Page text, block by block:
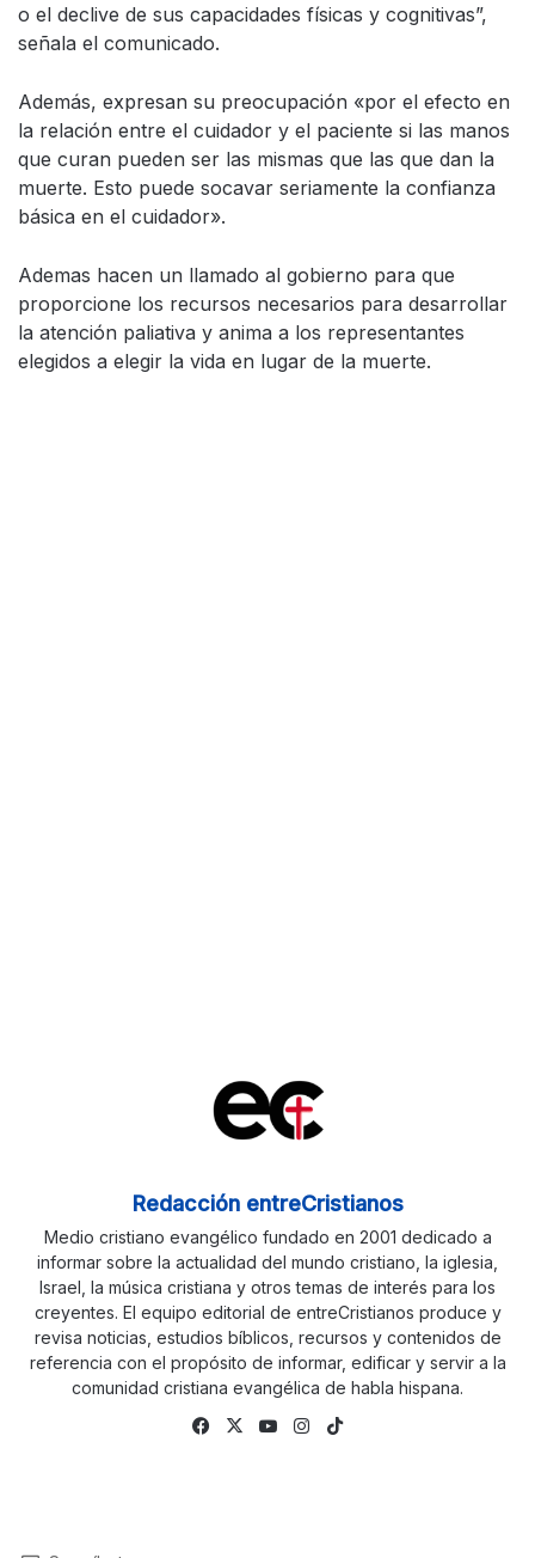
o el declive de sus capacidades físicas y cognitivas”,
señala el comunicado.
Además, expresan su preocupación «por el efecto en
la relación entre el cuidador y el paciente si las manos
que curan pueden ser las mismas que las que dan la
muerte. Esto puede socavar seriamente la confianza
básica en el cuidador».
Ademas hacen un llamado al gobierno para que
proporcione los recursos necesarios para desarrollar
la atención paliativa y anima a los representantes
elegidos a elegir la vida en lugar de la muerte.
Redacción entreCristianos
Medio cristiano evangélico fundado en 2001 dedicado a
informar sobre la actualidad del mundo cristiano, la iglesia,
Israel, la música cristiana y otros temas de interés para los
creyentes. El equipo editorial de entreCristianos produce y
revisa noticias, estudios bíblicos, recursos y contenidos de
referencia con el propósito de informar, edificar y servir a la
comunidad cristiana evangélica de habla hispana.
Facebook
X YouTubeInstagram